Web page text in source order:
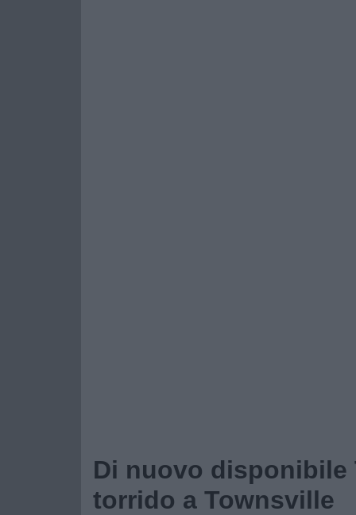
Di nuovo disponibile
torrido a Townsville